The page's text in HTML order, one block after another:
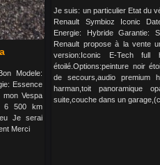
Modele:
Essence
Vespa
6 500 km
Je serai
Merci
Je suis: un particulier Etat du
Renault Symbioz Iconic
Energie: Hybride Garantie:
Renault propose à la vente
version:Iconic E-Tech
étoilé.Options:peinture noir
de secours,audio premium
harman,toit panoramique
suite,couche dans un